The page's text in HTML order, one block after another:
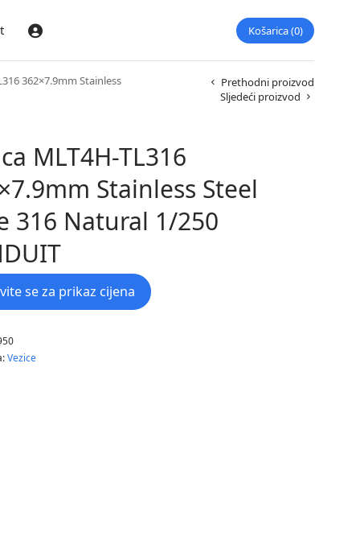
Prijava Košarica 0
362×7.9mm Stainless
Prethodni proizvod
Sljedeći proizvod
MLT4H-TL316
Stainless Steel
316 Natural 1/250
se za prikaz cijena
Vezice